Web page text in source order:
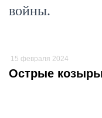
войны.
15 февраля 2024
Острые